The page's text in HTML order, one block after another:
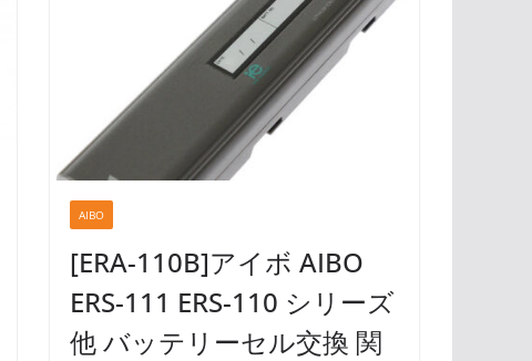
AIBO
[ERA-110B]アイボ AIBO
ERS-111 ERS-110 シリーズ
他 バッテリーセル交換 関